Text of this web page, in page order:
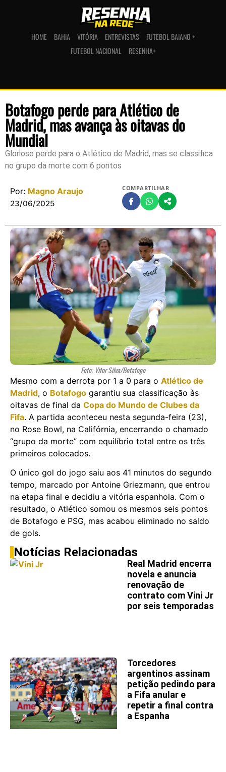
HOME BAHIA VITÓRIA ENTREVISTAS
FUTEBOL BAIANO +
FUTEBOL NACIONAL
RESENHA+
Botafogo perde para Atlético de
Madrid, mas avança às oitavas do
Mundial
Glorioso perde para o Atlético de Madrid, mas se classifica
no grupo da morte com 6 pontos
Por: Magno Araujo
23/06/2025
COMPARTILHAR
Foto: Vitor Silva/Botafogo
Mesmo com a derrota por 1 a 0 para o Atlético de
Madrid, o Botafogo garantiu sua classificação às
oitavas de final da Copa do Mundo de Clubes da
Fifa. A partida aconteceu nesta segunda-feira (23),
no Rose Bowl, na Califórnia, encerrando o chamado
“grupo da morte” com equilíbrio total entre os três
primeiros colocados.
O único gol do jogo saiu aos 41 minutos do segundo
tempo, marcado por Antoine Griezmann, que entrou
na etapa final e decidiu a vitória espanhola. Com o
resultado, o Atlético somou os mesmos seis pontos
de Botafogo e PSG, mas acabou eliminado no saldo
de gols.
Notícias Relacionadas
Real Madrid encerra
novela e anuncia
renovação de
contrato com Vini Jr
por seis temporadas
Torcedores
argentinos assinam
petição pedindo para
a Fifa anular e
repetir a final contra
a Espanha